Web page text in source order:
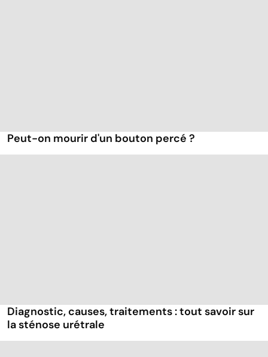
Peut-on mourir d'un bouton percé ?
Diagnostic, causes, traitements : tout savoir sur
la sténose urétrale